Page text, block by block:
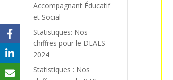
Accompagnant Éducatif
et Social
Statistiques: Nos
chiffres pour le DEAES
2024
Statistiques : Nos